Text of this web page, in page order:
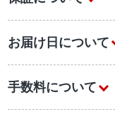
お届け日について
手数料について